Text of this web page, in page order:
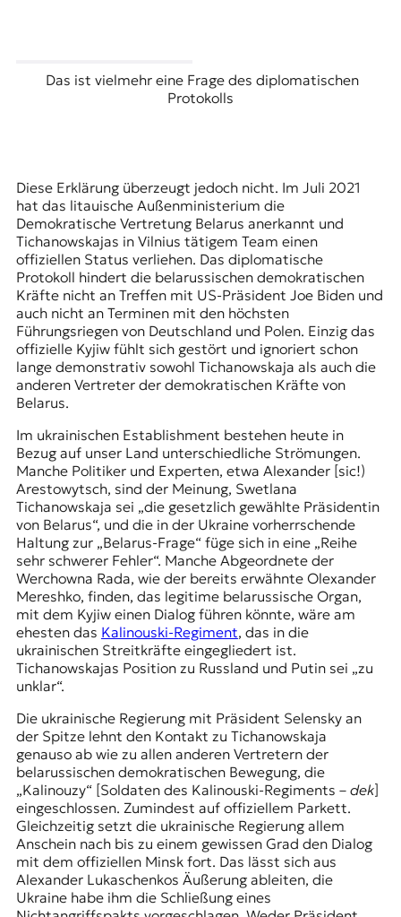
Das ist vielmehr eine Frage des diplomatischen
Protokolls
Diese Erklärung überzeugt jedoch nicht. Im Juli 2021
hat das litauische Außenministerium die
Demokratische Vertretung Belarus anerkannt und
Tichanowskajas in Vilnius tätigem Team einen
offiziellen Status verliehen. Das diplomatische
Protokoll hindert die belarussischen demokratischen
Kräfte nicht an Treffen mit US-Präsident Joe Biden und
auch nicht an Terminen mit den höchsten
Führungsriegen von Deutschland und Polen. Einzig das
offizielle Kyjiw fühlt sich gestört und ignoriert schon
lange demonstrativ sowohl Tichanowskaja als auch die
anderen Vertreter der demokratischen Kräfte von
Belarus.
Im ukrainischen Establishment bestehen heute in
Bezug auf unser Land unterschiedliche Strömungen.
Manche Politiker und Experten, etwa Alexander [sic!)
Arestowytsch, sind der Meinung, Swetlana
Tichanowskaja sei „die gesetzlich gewählte Präsidentin
von Belarus“, und die in der Ukraine vorherrschende
Haltung zur „Belarus-Frage“ füge sich in eine „Reihe
sehr schwerer Fehler“. Manche Abgeordnete der
Werchowna Rada, wie der bereits erwähnte Olexander
Mereshko, finden, das legitime belarussische Organ,
mit dem Kyjiw einen Dialog führen könnte, wäre am
ehesten das Kalinouski-Regiment, das in die
ukrainischen Streitkräfte eingegliedert ist.
Tichanowskajas Position zu Russland und Putin sei „zu
unklar“.
Die ukrainische Regierung mit Präsident Selensky an
der Spitze lehnt den Kontakt zu Tichanowskaja
genauso ab wie zu allen anderen Vertretern der
belarussischen demokratischen Bewegung, die
„Kalinouzy“ [Soldaten des Kalinouski-Regiments – dek]
eingeschlossen. Zumindest auf offiziellem Parkett.
Gleichzeitig setzt die ukrainische Regierung allem
Anschein nach bis zu einem gewissen Grad den Dialog
mit dem offiziellen Minsk fort. Das lässt sich aus
Alexander Lukaschenkos Äußerung ableiten, die
Ukraine habe ihm die Schließung eines